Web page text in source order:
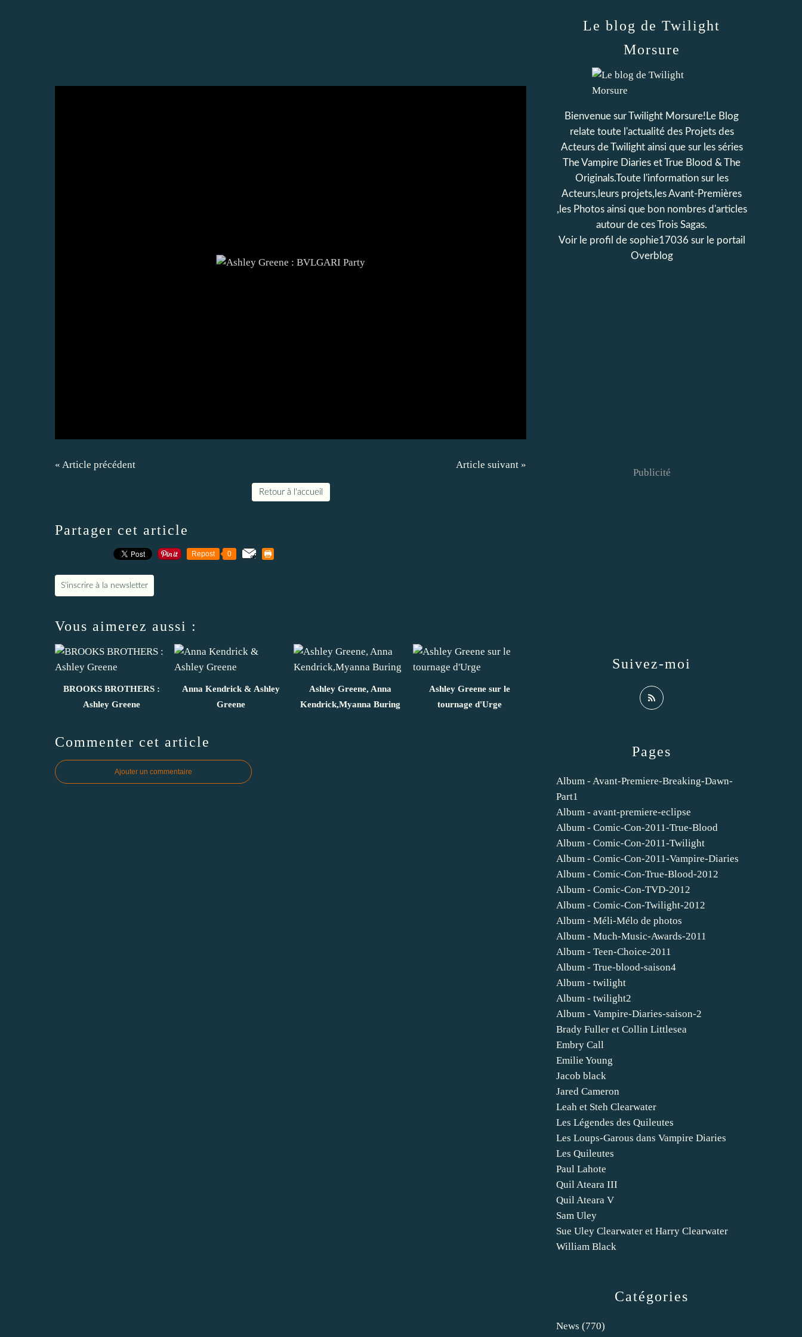
« Article précédent Article suivant »
Retour à l'accueil
Partager cet article
Repost 0
S'inscrire à la newsletter
Vous aimerez aussi :
BROOKS BROTHERS :
Ashley Greene
Anna Kendrick & Ashley
Greene
Ashley Greene, Anna
Kendrick,Myanna Buring
Ashley Greene sur le
tournage d'Urge
Commenter cet article
Ajouter un commentaire
Catégories
News (770)
Pages
Album - Avant-Premiere-Breaking-Dawn-
Part1
Album - avant-premiere-eclipse
Album - Comic-Con-2011-True-Blood
Album - Comic-Con-2011-Twilight
Album - Comic-Con-2011-Vampire-Diaries
Album - Comic-Con-True-Blood-2012
Album - Comic-Con-TVD-2012
Album - Comic-Con-Twilight-2012
Album - Méli-Mélo de photos
Album - Much-Music-Awards-2011
Album - Teen-Choice-2011
Album - True-blood-saison4
Album - twilight
Album - twilight2
Album - Vampire-Diaries-saison-2
Brady Fuller et Collin Littlesea
Embry Call
Emilie Young
Jacob black
Jared Cameron
Leah et Steh Clearwater
Les Légendes des Quileutes
Les Loups-Garous dans Vampire Diaries
Les Quileutes
Paul Lahote
Quil Ateara III
Quil Ateara V
Sam Uley
Sue Uley Clearwater et Harry Clearwater
William Black
Le blog de Twilight
Morsure
Bienvenue sur Twilight Morsure!Le Blog
relate toute l'actualité des Projets des
Acteurs de Twilight ainsi que sur les séries
The Vampire Diaries et True Blood & The
Originals.Toute l'information sur les
Acteurs,leurs projets,les Avant-Premières
,les Photos ainsi que bon nombres d'articles
autour de ces Trois Sagas.
Voir le profil de sophie17036 sur le portail
Overblog
Suivez-moi
Publicité